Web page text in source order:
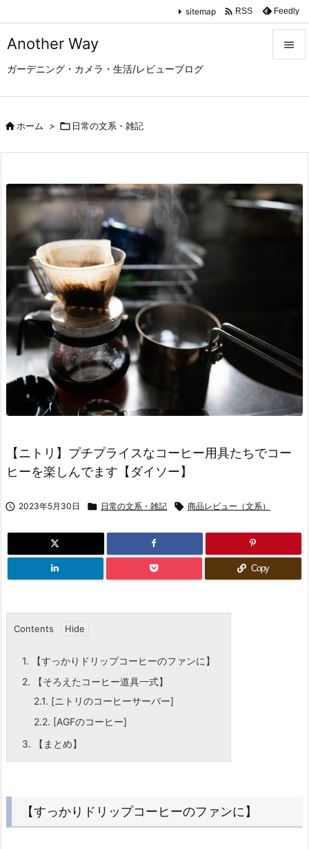
Another Way
ガーデニング・カメラ・生活/レビューブログ



sitemap  RSS Feedly
ホーム >  日常の文系・雑記
【ニトリ】プチプライスなコーヒー用具たちでコー
ヒーを楽しんでます【ダイソー】
 2023年5月30日  日常の文系・雑記  商品レビュー（文系）
Copy
Contents
1. 【すっかりドリップコーヒーのファンに】
2. 【そろえたコーヒー道具一式】
2.1. [ニトリのコーヒーサーバー]
2.2. [AGFのコーヒー]
3. 【まとめ】
【すっかりドリップコーヒーのファンに】